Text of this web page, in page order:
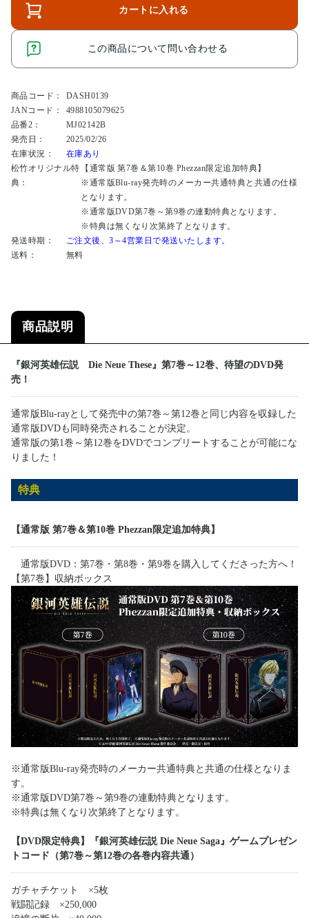
カートに入れる
この商品について問い合わせる
商品コード：
DASH0139
JANコード：
4988105079625
品番2：
MJ02142B
発売日：
2025/02/26
在庫状況：
在庫あり
松竹オリジナル特
典：
【通常版 第7巻＆第10巻 Phezzan限定追加特典】
※通常版Blu-ray発売時のメーカー共通特典と共通の仕様
となります。
※通常版DVD第7巻～第9巻の連動特典となります。
※特典は無くなり次第終了となります。
発送時期：
ご注文後、3～4営業日で発送いたします。
送料：
無料
商品説明
『銀河英雄伝説 Die Neue These』第7巻～12巻、待望のDVD発
売！
通常版Blu-rayとして発売中の第7巻～第12巻と同じ内容を収録した
通常版DVDも同時発売されることが決定。
通常版の第1巻～第12巻をDVDでコンプリートすることが可能にな
りました！
特典
【通常版 第7巻＆第10巻 Phezzan限定追加特典】
通常版DVD：第7巻・第8巻・第9巻を購入してくださった方へ！
【第7巻】収納ボックス
※通常版Blu-ray発売時のメーカー共通特典と共通の仕様となりま
す。
※通常版DVD第7巻～第9巻の連動特典となります。
※特典は無くなり次第終了となります。
【DVD限定特典】『銀河英雄伝説 Die Neue Saga』ゲームプレゼン
トコード（第7巻～第12巻の各巻内容共通）
ガチャチケット ×5枚
戦闘記録 ×250,000